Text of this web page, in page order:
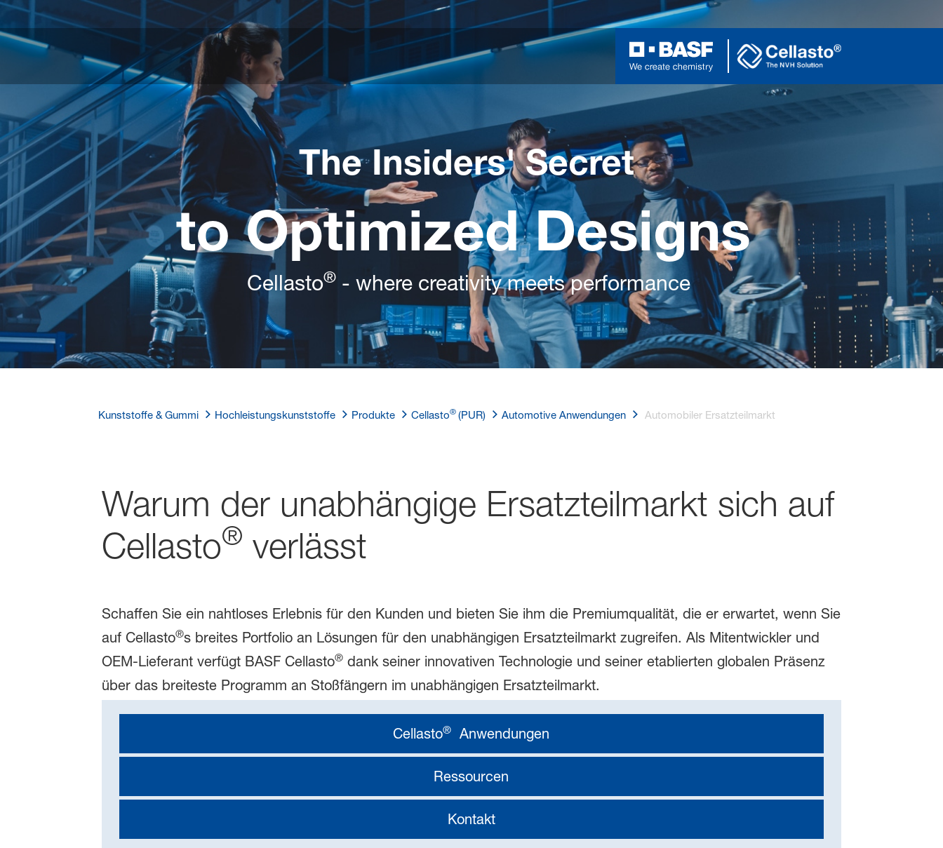
The Insiders' Secret
to Optimized Designs
Cellasto®- where creativity meets performance
Kunststoffe & Gummi Hochleistungskunststoffe Produkte Cellasto® (PUR) Automotive Anwendungen Automobiler Ersatzteilmarkt
Warum der unabhängige Ersatzteilmarkt sich auf
Cellasto® verlässt
Schaffen Sie ein nahtloses Erlebnis für den Kunden und bieten Sie ihm die Premiumqualität, die er erwartet, wenn Sie
auf Cellasto®s breites Portfolio an Lösungen für den unabhängigen Ersatzteilmarkt zugreifen. Als Mitentwickler und
OEM-Lieferant verfügt BASF Cellasto®dank seiner innovativen Technologie und seiner etablierten globalen Präsenz
über das breiteste Programm an Stoßfängern im unabhängigen Ersatzteilmarkt.
Cellasto® Anwendungen
Ressourcen
Kontakt